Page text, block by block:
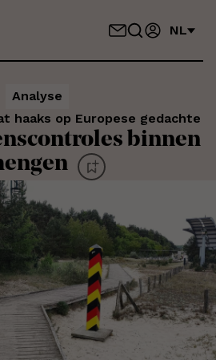
NL
Analyse
haaks op Europese gedachte
binnen